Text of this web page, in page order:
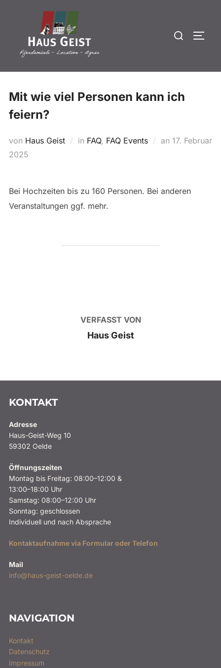
springen
Suchen
Mit wie viel Personen kann ich
feiern?
von Haus Geist in FAQ, FAQ Events an Veröffentlicht
17. Februar
2025
Bei Hochzeiten bis zu 160 Personen. Bei anderen
Veranstaltungen ggf. mehr.
VERFASST VON
Haus Geist
KONTAKT
Adresse
Haus-Geist-Weg 10
59302 Oelde
Öffnungszeiten
Montag bis Freitag: 08:00–12:00 &
13:00–18:00 Uhr
Samstag: 08:00–12:00 Uhr
Sonntag: geschlossen
Individuell und nach Absprache
Kontaktaufnahme via Formular oder Telefon
Mail
info@haus-geist-oelde.de
NAVIGATION
Kontakt
Datenschutz
Impressum